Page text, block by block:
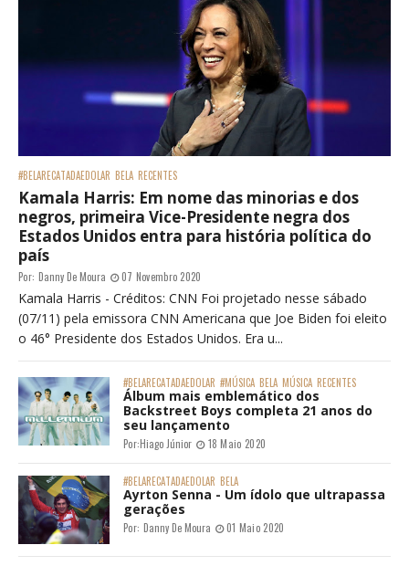
#BELARECATADAEDOLAR BELA RECENTES
Kamala Harris: Em nome das minorias e dos
negros, primeira Vice-Presidente negra dos
Estados Unidos entra para história política do
país
Por: Danny De Moura 07 Novembro 2020
Kamala Harris - Créditos: CNN Foi projetado nesse sábado
(07/11) pela emissora CNN Americana que Joe Biden foi eleito
o 46° Presidente dos Estados Unidos. Era u...
#BELARECATADAEDOLAR #MÚSICA BELA MÚSICA RECENTES
Álbum mais emblemático dos
Backstreet Boys completa 21 anos do
seu lançamento
Por:Hiago Júnior 18 Maio 2020
#BELARECATADAEDOLAR BELA
Ayrton Senna - Um ídolo que ultrapassa
gerações
Por: Danny De Moura 01 Maio 2020